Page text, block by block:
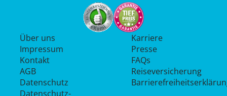
Über uns
Impressum
Kontakt
AGB
Datenschutz
Datenschutz­
Karriere
Presse
FAQs
Reiseversicherung